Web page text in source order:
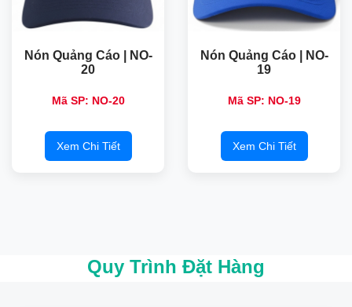
Nón Quảng Cáo | NO-
20
Mã SP: NO-20
Xem Chi Tiết
Nón Quảng Cáo | NO-
19
Mã SP: NO-19
Xem Chi Tiết
Quy Trình Đặt Hàng